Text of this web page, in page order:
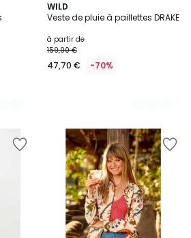
WILD
Veste de pluie à paillettes DRAKE
à partir de
159,00 €
47,70 € -70%
5
Couleurs